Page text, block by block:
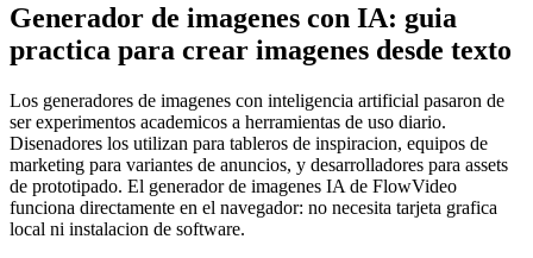
Generador de imagenes con IA: guia
practica para crear imagenes desde texto
Los generadores de imagenes con inteligencia artificial pasaron de
ser experimentos academicos a herramientas de uso diario.
Disenadores los utilizan para tableros de inspiracion, equipos de
marketing para variantes de anuncios, y desarrolladores para assets
de prototipado. El generador de imagenes IA de FlowVideo
funciona directamente en el navegador: no necesita tarjeta grafica
local ni instalacion de software.